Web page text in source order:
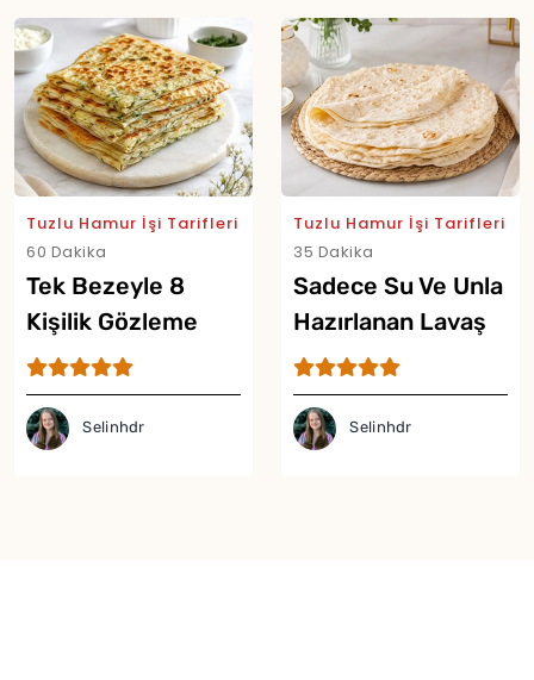
Tuzlu Hamur İşi Tarifleri
60 Dakika
Tek Bezeyle 8
Kişilik Gözleme
Tarifi
Selinhdr
Tuzlu Hamur İşi Tarifleri
35 Dakika
Sadece Su Ve Unla
Hazırlanan Lavaş
Tarifi
Selinhdr